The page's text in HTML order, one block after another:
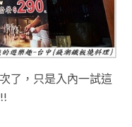
了，只是入內一試這